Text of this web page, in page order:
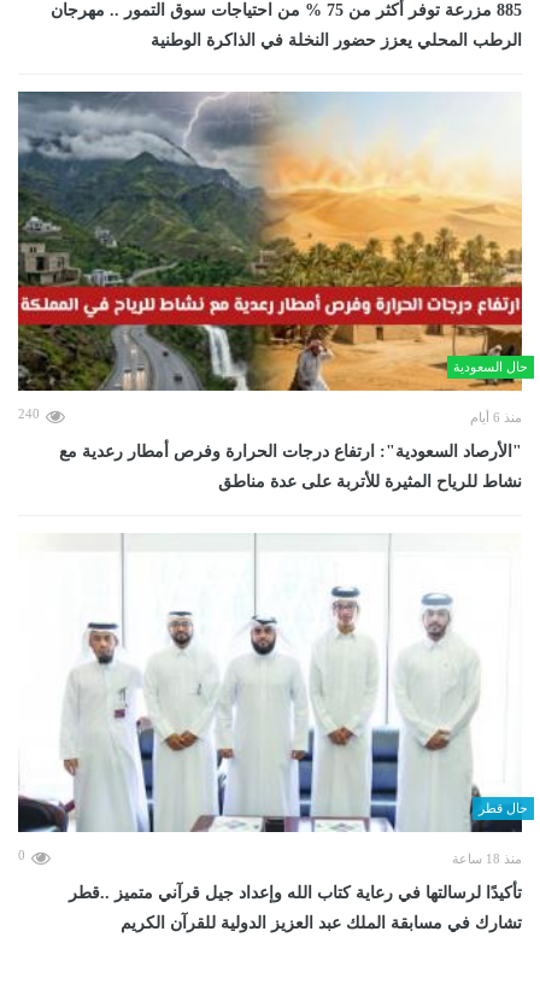
885 مزرعة توفر أكثر من 75 % من احتياجات سوق التمور .. مهرجان
الرطب المحلي يعزز حضور النخلة في الذاكرة الوطنية
حال السعودية
منذ 6 أيام 240
"الأرصاد السعودية": ارتفاع درجات الحرارة وفرص أمطار رعدية مع
نشاط للرياح المثيرة للأتربة على عدة مناطق
حال قطر
منذ 18 ساعة 0
تأكيدًا لرسالتها في رعاية كتاب الله وإعداد جيل قرآني متميز ..قطر
تشارك في مسابقة الملك عبد العزيز الدولية للقرآن الكريم